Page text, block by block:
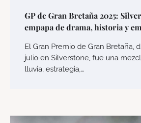
GP de Gran Bretaña 2025:
empapa de drama, historia y
El Gran Premio de Gran Bretaña,
julio en Silverstone, fue una
lluvia, estrategia,…